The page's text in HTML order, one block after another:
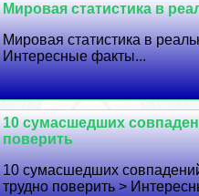
Мировая статистика в
Мировая статистика в
Интересные факты...
10 cyмacшедших
поверить
10 cyмacшедших
трудно поверить >